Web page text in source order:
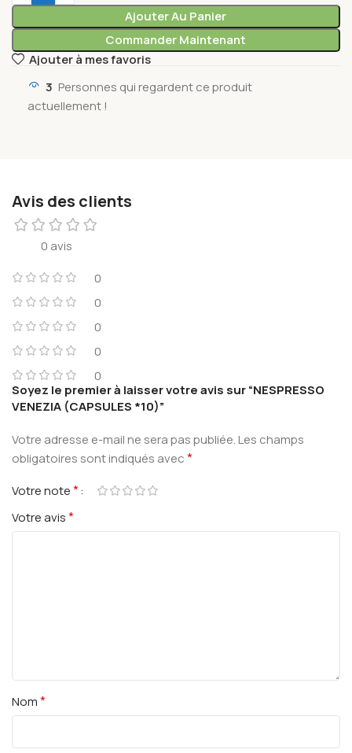
Ajouter Au Panier
Commander Maintenant
Ajouter à mes favoris
3 Personnes qui regardent ce produit
actuellement !
Avis des clients
0 avis
0
0
0
0
0
Soyez le premier à laisser votre avis sur “NESPRESSO
VENEZIA (CAPSULES *10)”
Votre adresse e-mail ne sera pas publiée.Les champs
obligatoires sont indiqués avec*
Votre note*
Votre avis*
Nom*